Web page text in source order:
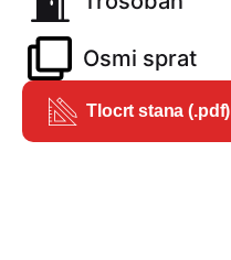
Osmi sprat
Tlocrt stana (.pdf)